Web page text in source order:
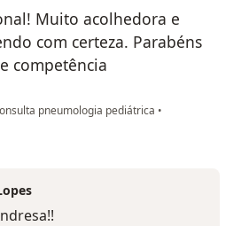
Muito acolhedora e
com certeza. Parabéns
competência
pneumologia pediátrica •